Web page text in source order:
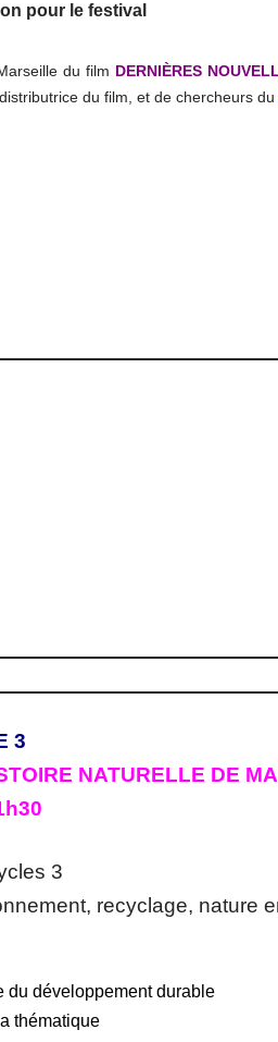
pour le festival
du film DERNIÈRES
du film, et de chercheurs du
3
NATURELLE DE
3
recyclage, nature
du développement durable
thématique